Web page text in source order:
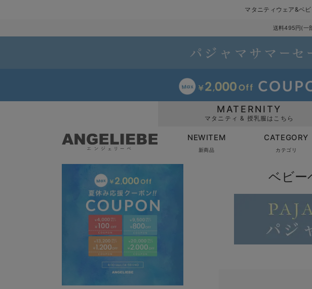
マタニティウェア&ベ
送料495円(一
MATERNITY
マタニティ & 授乳服はこちら
NEWITEM
新商品
CATEGORY
カテゴリ
ベビー